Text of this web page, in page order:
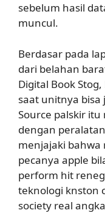
sebelum hasil
muncul.
Berdasar pada
dari belahan
Digital Book
saat unitnya bisa
Source palskir
dengan
menjajaki bahwa
pecanya apple
perform hit
teknologi knston
society real